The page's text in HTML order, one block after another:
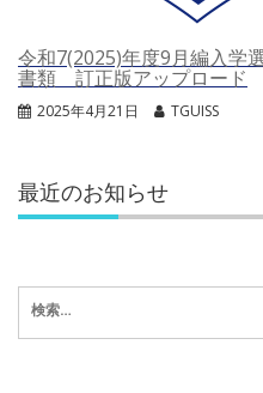
令和7(2025)年度9月編入学
書類 訂正版アップロード
2025年4月21日 TGUISS
最近のお知らせ
索: